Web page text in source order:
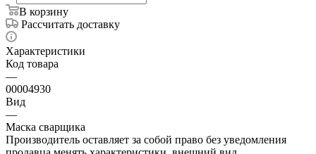
В корзину
Рассчитать доставку
Характеристики
Код товара
—
00004930
Вид
—
Маска сварщика
Производитель оставляет за собой право без уведомления